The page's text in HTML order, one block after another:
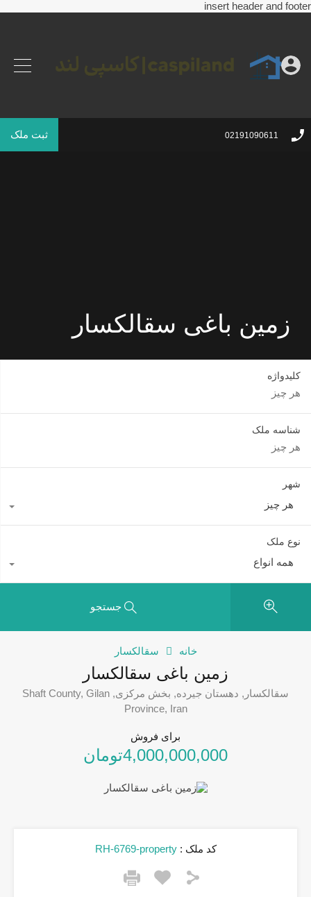
insert header and footer
02191090611 ثبت ملک
زمین باغی سقالکسار
کلیدواژه
شناسه ملک
شهر
هر چیز
نوع ملک
همه انواع
جستجو
خانه سقالکسار
زمین باغی سقالکسار
سقالکسار, دهستان جیرده, بخش مرکزی, Shaft County, Gilan
Province, Iran
برای فروش
4,000,000,000تومان
کد ملک : RH-6769-property